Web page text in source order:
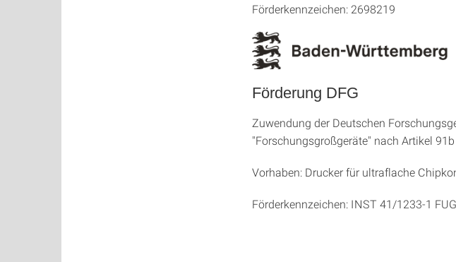
Förderkennzeichen: 2698219
Förderung DFG
Zuwendung der Deutschen
"Forschungsgroßgeräte" nach Artikel 91b
Vorhaben: Drucker für ultraflache
Förderkennzeichen: INST 41/1233-1